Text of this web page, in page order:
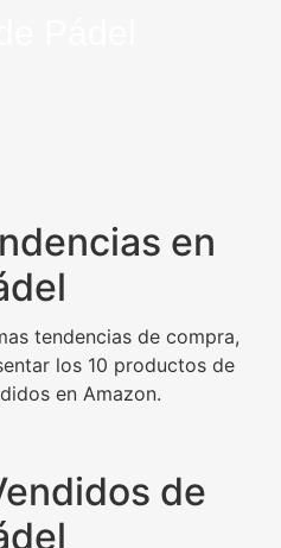
en
tendencias de compra,
los 10 productos de
en Amazon.
de